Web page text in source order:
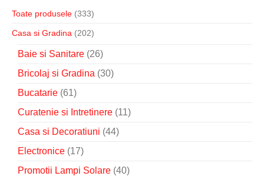
Toate produsele (333)
Casa si Gradina (202)
Baie si Sanitare (26)
Bricolaj si Gradina (30)
Bucatarie (61)
Curatenie si Intretinere (11)
Casa si Decoratiuni (44)
Electronice (17)
Promotii Lampi Solare (40)